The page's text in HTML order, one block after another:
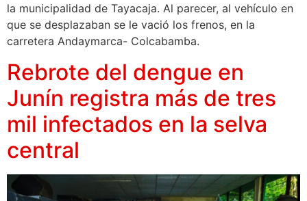
la municipalidad de Tayacaja. Al parecer, al vehículo en
que se desplazaban se le vació los frenos, en la
carretera Andaymarca- Colcabamba.
Rebrote del dengue en
Junín registra más de tres
mil infectados en la selva
central